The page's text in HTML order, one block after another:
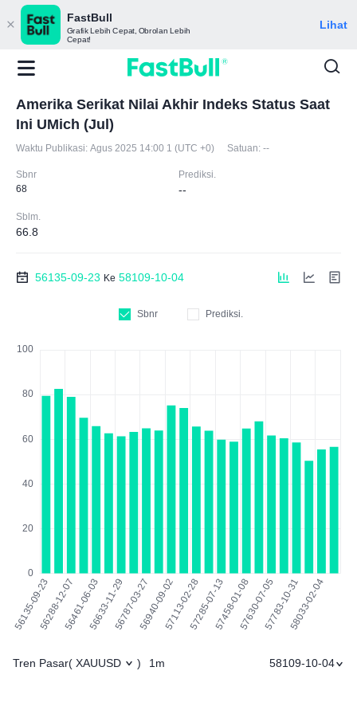
FastBull
Grafik Lebih Cepat, Obrolan Lebih
Cepat!
Lihat
Amerika Serikat Nilai Akhir Indeks Status Saat
Ini UMich (Jul)
Waktu Publikasi: Agus 2025 14:00 1 (UTC +0) Satuan: --
Sbnr
68
Prediksi.
--
Sblm.
66.8
56135-09-23 Ke 58109-10-04
Sbnr Prediksi.
Tren Pasar( XAUUSD ) 1m 58109-10-04